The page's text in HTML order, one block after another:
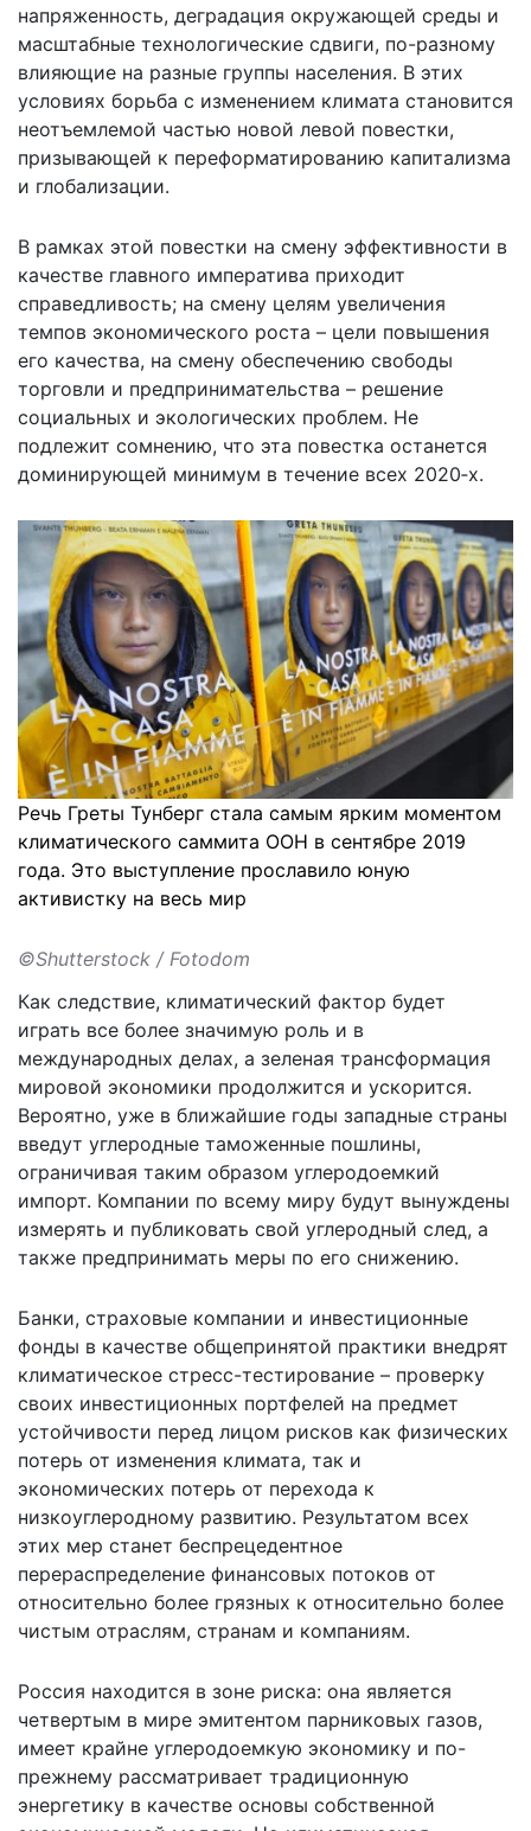
напряженность, деградация окружающей среды и
масштабные технологические сдвиги, по-разному
влияющие на разные группы населения. В этих
условиях борьба с изменением климата становится
неотъемлемой частью новой левой повестки,
призывающей к переформатированию капитализма
и глобализации.
В рамках этой повестки на смену эффективности в
качестве главного императива приходит
справедливость; на смену целям увеличения
темпов экономического роста – цели повышения
его качества, на смену обеспечению свободы
торговли и предпринимательства – решение
социальных и экологических проблем. Не
подлежит сомнению, что эта повестка останется
доминирующей минимум в течение всех 2020‑х.
Речь Греты Тунберг стала самым ярким моментом
климатического саммита ООН в сентябре 2019
года. Это выступление прославило юную
активистку на весь мир
©Shutterstock / Fotodom
Как следствие, климатический фактор будет
играть все более значимую роль и в
международных делах, а зеленая трансформация
мировой экономики продолжится и ускорится.
Вероятно, уже в ближайшие годы западные страны
введут углеродные таможенные пошлины,
ограничивая таким образом углеродоемкий
импорт. Компании по всему миру будут вынуждены
измерять и публиковать свой углеродный след, а
также предпринимать меры по его снижению.
Банки, страховые компании и инвестиционные
фонды в качестве общепринятой практики внедрят
климатическое стресс-тестирование – проверку
своих инвестиционных портфелей на предмет
устойчивости перед лицом рисков как физических
потерь от изменения климата, так и
экономических потерь от перехода к
низкоуглеродному развитию. Результатом всех
этих мер станет беспрецедентное
перераспределение финансовых потоков от
относительно более грязных к относительно более
чистым отраслям, странам и компаниям.
Россия находится в зоне риска: она является
четвертым в мире эмитентом парниковых газов,
имеет крайне углеродоемкую экономику и по-
прежнему рассматривает традиционную
энергетику в качестве основы собственной